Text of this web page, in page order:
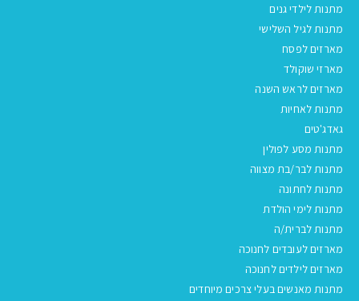
מתנות לילדי גנים
מתנות לגיל השלישי
מארזים לפסח
מארזי שוקולד
מארזים לראש השנה
מתנות לאחיות
גאדג'טים
מתנות מסע לפולין
מתנות לבר/בת מצווה
מתנות לחתונה
מתנות לימי הולדת
מתנות לברית/ה
מארזים לעובדים לחנוכה
מארזים לילדים לחנוכה
מתנות מאנשים בעלי צרכים מיוחדים